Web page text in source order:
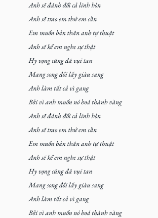
Anh sẽ đánh đổi cả linh hồn
Anh sẽ trao em thứ em cần
Em muốn bản thân anh tự thuật
Anh sẽ kể em nghe sự thật
Hy vọng cũng đã vụi tan
Mang song đổi lấy giàu sang
Anh làm tất cả vì gang
Bởi vì anh muốn nó hoá thành vàng
Anh sẽ đánh đổi cả linh hồn
Anh sẽ trao em thứ em cần
Em muốn bản thân anh tự thuật
Anh sẽ kể em nghe sự thật
Hy vọng cũng đã vụi tan
Mang song đổi lấy giàu sang
Anh làm tất cả vì gang
Bởi vì anh muốn nó hoá thành vàng